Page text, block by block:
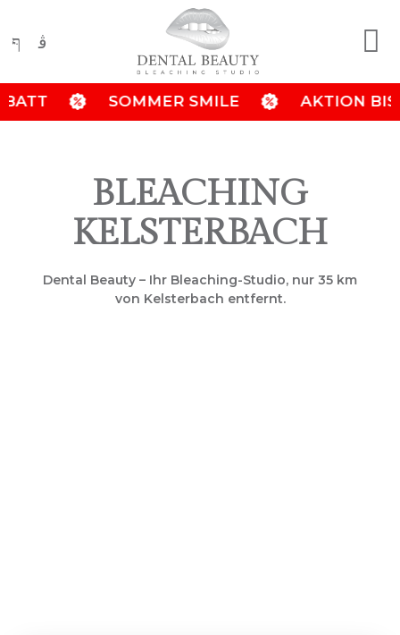
SOMMER SMILE AKTION BIS
BLEACHING
KELSTERBACH
Dental Beauty – Ihr Bleaching-Studio, nur 35 km
von Kelsterbach entfernt.